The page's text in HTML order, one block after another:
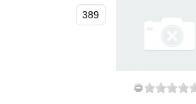
389